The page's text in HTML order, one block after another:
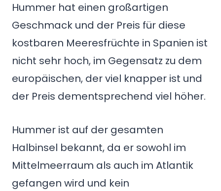
Hummer hat einen großartigen
Geschmack und der Preis für diese
kostbaren Meeresfrüchte in Spanien ist
nicht sehr hoch, im Gegensatz zu dem
europäischen, der viel knapper ist und
der Preis dementsprechend viel höher.
Hummer ist auf der gesamten
Halbinsel bekannt, da er sowohl im
Mittelmeerraum als auch im Atlantik
gefangen wird und kein